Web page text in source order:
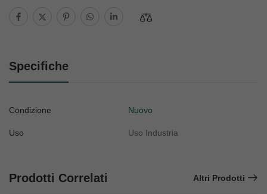
Specifiche
Condizione Nuovo
Uso Uso Industria
Prodotti Correlati Altri Prodotti